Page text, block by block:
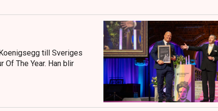
till Sveriges
Of The Year. Han blir